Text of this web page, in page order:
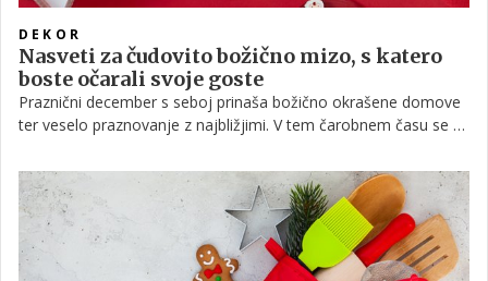
DEKOR
Nasveti za čudovito božično mizo, s katero
boste očarali svoje goste
Praznični december s seboj prinaša božično okrašene domove
ter veselo praznovanje z najbližjimi. V tem čarobnem času se z
praznujemo in ustvarjamo nove spomine. Da pa bi bili ti trenutki
še bolj praznično obarvani, lahko poskrbimo z lepo urejenim
jedilnim prostorom.